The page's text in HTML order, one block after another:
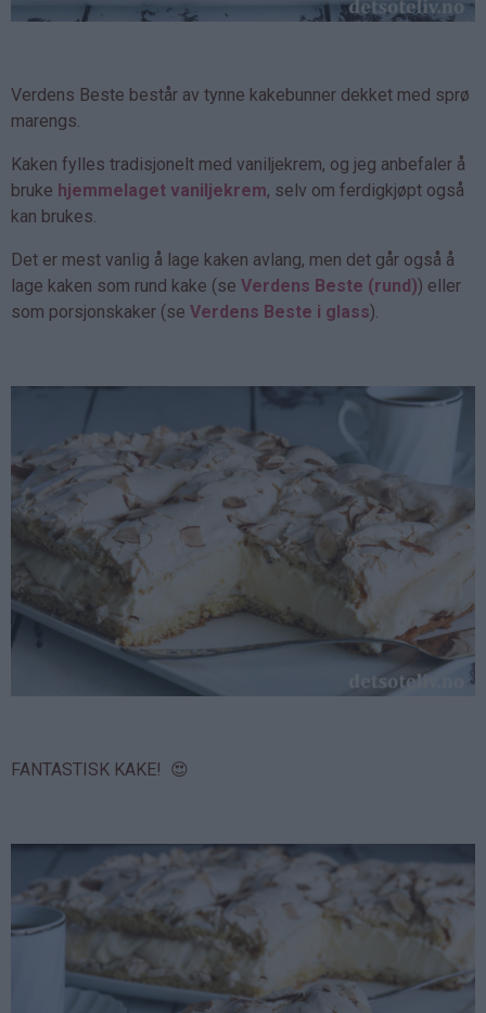
Verdens Beste består av tynne kakebunner dekket med sprø
marengs.
Kaken fylles tradisjonelt med vaniljekrem, og jeg anbefaler å
bruke hjemmelaget vaniljekrem, selv om ferdigkjøpt også
kan brukes.
Det er mest vanlig å lage kaken avlang, men det går også å
lage kaken som rund kake (se Verdens Beste (rund)) eller
som porsjonskaker (se Verdens Beste i glass).
FANTASTISK KAKE! 😍